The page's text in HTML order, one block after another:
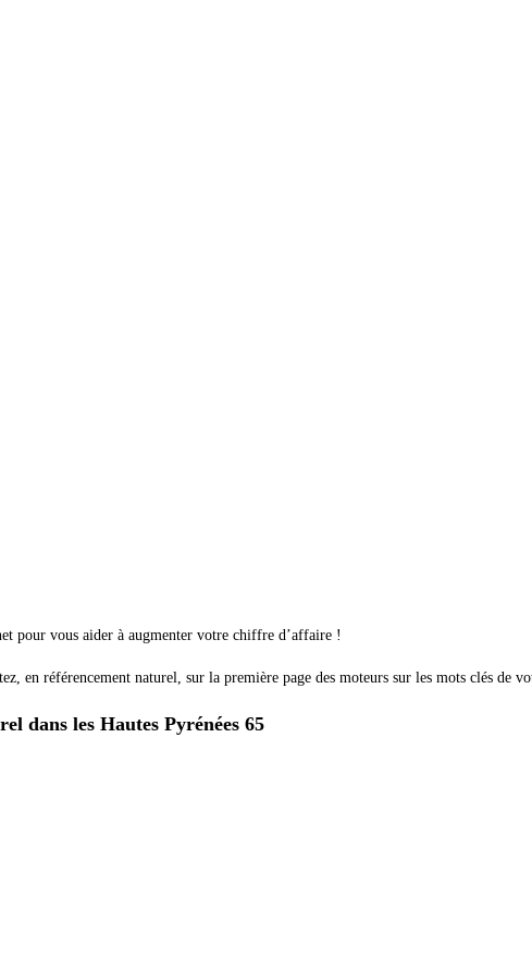
pour vous aider à augmenter votre chiffre d’affaire !
en référencement naturel, sur la première page des moteurs sur les mots clés de
dans les Hautes Pyrénées 65